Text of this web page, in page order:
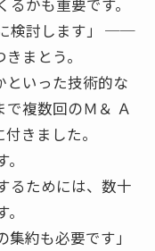
検討します」 ──
まとう。
いった技術的な
複数回のＭ＆ Ａ
きました。
るためには、数十
約も必要です」